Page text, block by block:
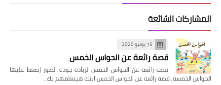
المشاركات الشائعة
15 يونيو 2020
قصة رائعة عن الحواس الخمس
قصة رائعة عن الحواس الخمس لزيادة جودة الصور إضغط عليها
الحواس الخمسة, قصة رائعة عن الحواس الخمس ابنك هيتعلمهم بك…